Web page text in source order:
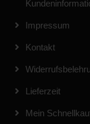
Impressum
Kontakt
Lieferzeit
Mein